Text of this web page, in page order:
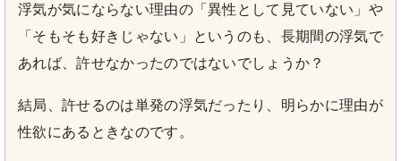
浮気が気にならない理由の「異性として見ていない」や
「そもそも好きじゃない」というのも、長期間の浮気で
あれば、許せなかったのではないでしょうか？
結局、許せるのは単発の浮気だったり、明らかに理由が
性欲にあるときなのです。